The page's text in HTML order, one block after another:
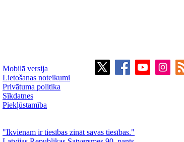
Mobilā versija
Lietošanas noteikumi
Privātuma politika
Sīkdatnes
Piekļūstamība
"Ikvienam ir tiesības zināt savas tiesības."